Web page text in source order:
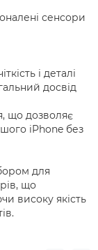
сенсори
і деталі
досвід
що дозволяє
iPhone без
для
що
високу якість